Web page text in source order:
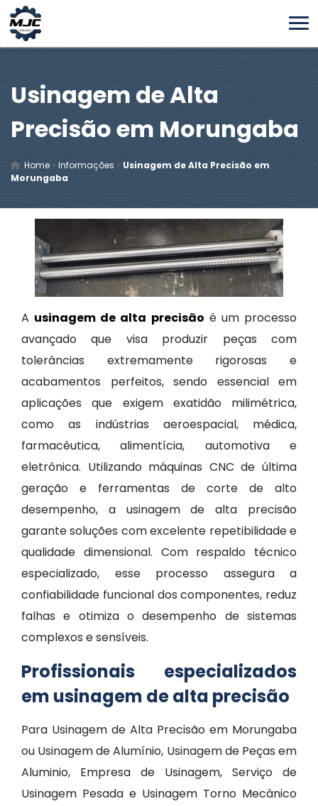
Usinagem de Alta
Precisão em Morungaba
Home » Informações » Usinagem de Alta Precisão em
Morungaba
A usinagem de alta precisão é um processo
avançado que visa produzir peças com
tolerâncias extremamente rigorosas e
acabamentos perfeitos, sendo essencial em
aplicações que exigem exatidão milimétrica,
como as indústrias aeroespacial, médica,
farmacêutica, alimentícia, automotiva e
eletrônica. Utilizando máquinas CNC de última
geração e ferramentas de corte de alto
desempenho, a usinagem de alta precisão
garante soluções com excelente repetibilidade e
qualidade dimensional. Com respaldo técnico
especializado, esse processo assegura a
confiabilidade funcional dos componentes, reduz
falhas e otimiza o desempenho de sistemas
complexos e sensíveis.
Profissionais especializados
em usinagem de alta precisão
Para Usinagem de Alta Precisão em Morungaba
ou Usinagem de Alumínio, Usinagem de Peças em
Aluminio, Empresa de Usinagem, Serviço de
Usinagem Pesada e Usinagem Torno Mecânico